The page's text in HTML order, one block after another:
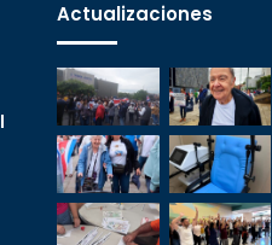
Actualizaciones